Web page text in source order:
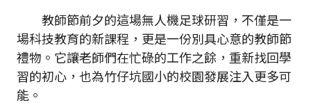
教師節前夕的這場無人機足球研習，不僅是一
場科技教育的新課程，更是一份別具心意的教師節
禮物。它讓老師們在忙碌的工作之餘，重新找回學
習的初心，也為竹仔坑國小的校園發展注入更多可
能。